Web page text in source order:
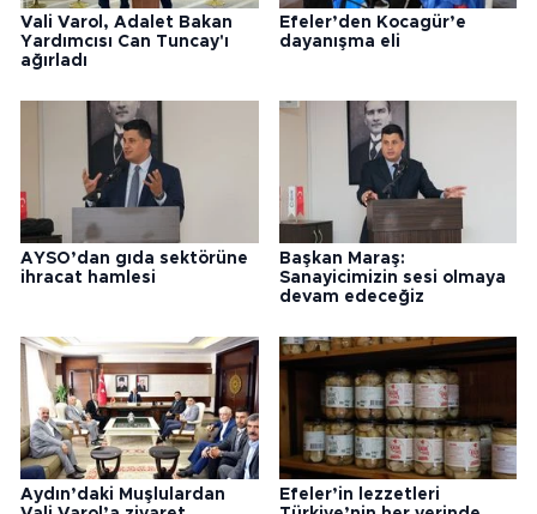
Vali Varol, Adalet Bakan
Yardımcısı Can Tuncay'ı
ağırladı
Efeler’den Kocagür’e
dayanışma eli
AYSO’dan gıda sektörüne
ihracat hamlesi
Başkan Maraş:
Sanayicimizin sesi olmaya
devam edeceğiz
Aydın’daki Muşlulardan
Efeler’in lezzetleri